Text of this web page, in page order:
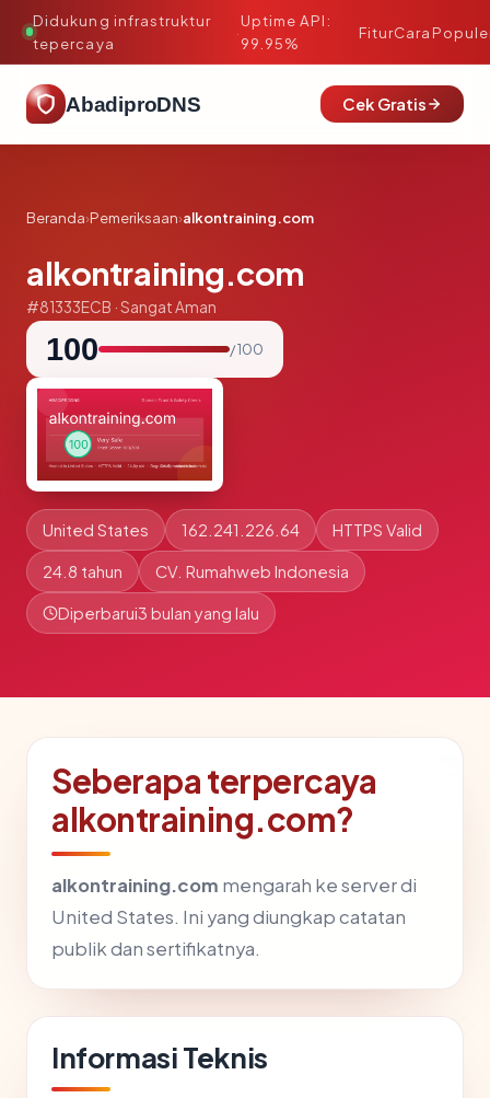
Didukung infrastruktur
tepercaya
·
Uptime API:
99.95%
FiturCara
AbadiproDNS Cek Gratis
Beranda›Pemeriksaan›alkontraining.com
alkontraining.com
#81333ECB · Sangat Aman
100 / 100
United States 162.241.226.64 HTTPS Valid
24.8 tahun CV. Rumahweb Indonesia
Diperbarui3 bulan yang lalu
Seberapa terpercaya
alkontraining.com?
alkontraining.com mengarah ke server di
United States. Ini yang diungkap catatan
publik dan sertifikatnya.
Informasi Teknis